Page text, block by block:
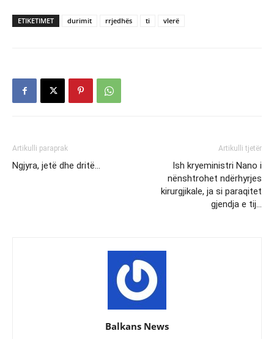
ETIKETIMET durimit rrjedhës ti vlerë
Artikulli paraprak
Ngjyra, jetë dhe dritë…
Artikulli tjetër
Ish kryeministri Nano i
nënshtrohet ndërhyrjes
kirurgjikale, ja si paraqitet
gjendja e tij…
Balkans News